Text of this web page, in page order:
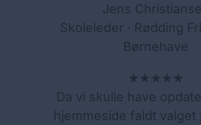
Jens
Skoleleder · Rødding
Børnehave
★★★★★
Da vi skulle have
hjemmeside faldt valget